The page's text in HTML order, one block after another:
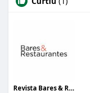
Revista Bares & Restaurantes